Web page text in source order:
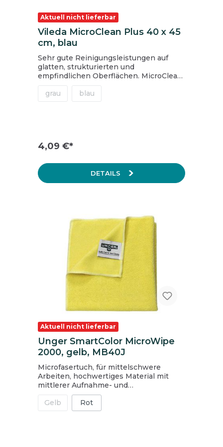
Aktuell nicht lieferbar
Vileda MicroClean Plus 40 x 45
cm, blau
Sehr gute Reinigungsleistungen auf
glatten, strukturierten und
empfindlichen Oberflächen. MicroClean
Plus besteht aus Endlosmicrofasern, die
auf einem patentierten Freudenberg
Vliesstoff-Produktionsprozess basieren.
grau blau
4,09 €*
DETAILS
Aktuell nicht lieferbar
Unger SmartColor MicroWipe
2000, gelb, MB40J
Microfasertuch, für mittelschwere
Arbeiten, hochwertiges Material mit
mittlerer Aufnahme- und
Reinigungskraft für allgemeine
Reinigungsaufgaben, für Hand- oder
normale Wasch- / Trockenzyklen,, auf
Gelb Rot